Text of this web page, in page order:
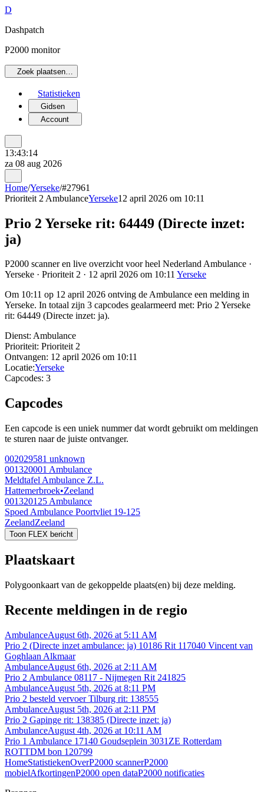
D
Dashpatch
P2000 monitor
Zoek plaatsen…
Statistieken
Gidsen
Account
13:43:14
za 08 aug 2026
Home/Yerseke/#27961
Prioriteit 2 AmbulanceYerseke12 april 2026 om 10:11
Prio 2 Yerseke rit: 64449 (Directe inzet:
ja)
P2000 scanner en live overzicht voor heel Nederland Ambulance ·
Yerseke · Prioriteit 2 · 12 april 2026 om 10:11 Yerseke
Om 10:11 op 12 april 2026 ontving de Ambulance een melding in
Yerseke. In totaal zijn 3 capcodes gealarmeerd met: Prio 2 Yerseke
rit: 64449 (Directe inzet: ja).
Dienst: Ambulance
Prioriteit: Prioriteit 2
Ontvangen: 12 april 2026 om 10:11
Locatie:Yerseke
Capcodes: 3
Capcodes
Een capcode is een uniek nummer dat wordt gebruikt om meldingen
te sturen naar de juiste ontvanger.
002029581 unknown
001320001 Ambulance
Meldtafel Ambulance Z.L.
Hattemerbroek•Zeeland
001320125 Ambulance
Spoed Ambulance Poortvliet 19-125
ZeelandZeeland
Toon FLEX bericht
Plaatskaart
Polygoonkaart van de gekoppelde plaats(en) bij deze melding.
Recente meldingen in de regio
AmbulanceAugust 6th, 2026 at 5:11 AM
Prio 2 (Directe inzet ambulance: ja) 10186 Rit 117040 Vincent van
Goghlaan Alkmaar
AmbulanceAugust 6th, 2026 at 2:11 AM
Prio 2 Ambulance 08117 - Nijmegen Rit 241825
AmbulanceAugust 5th, 2026 at 8:11 PM
Prio 2 besteld vervoer Tilburg rit: 138555
AmbulanceAugust 5th, 2026 at 2:11 PM
Prio 2 Gapinge rit: 138385 (Directe inzet: ja)
AmbulanceAugust 4th, 2026 at 10:11 AM
Prio 1 Ambulance 17140 Goudseplein 3031ZE Rotterdam
ROTTDM bon 120799
HomeStatistiekenOverP2000 scannerP2000
mobielAfkortingenP2000 open dataP2000 notificaties